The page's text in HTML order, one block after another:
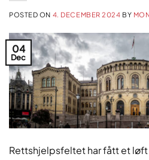
POSTED ON 4. DECEMBER 2024 BY
04
Dec
Rettshjelpsfeltet har fått et